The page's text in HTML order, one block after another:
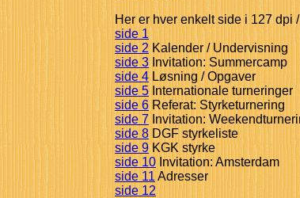
Her er hver enkelt side i 127 dpi
side 1
side 2 Kalender / Undervisning
side 3Invitation: Summercamp
side 4Løsning / Opgaver
side 5Internationale turneringer
side 6Referat: Styrketurnering
side 7Invitation:
side 8DGF styrkeliste
side 9KGK styrke
side 10Invitation: Amsterdam
side 11Adresser
side 12